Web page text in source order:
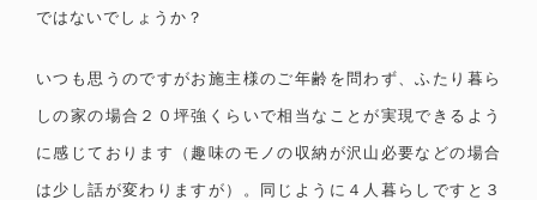
ではないでしょうか？
いつも思うのですがお施主様のご年齢を問わず、ふたり暮ら
しの家の場合２０坪強くらいで相当なことが実現できるよう
に感じております（趣味のモノの収納が沢山必要などの場合
は少し話が変わりますが）。同じように４人暮らしですと３